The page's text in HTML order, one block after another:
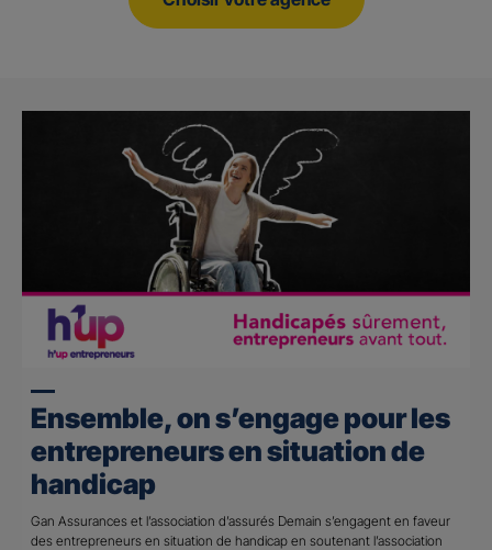
Ensemble, on s’engage pour les
entrepreneurs en situation de
handicap
Gan Assurances et l’association d’assurés Demain s’engagent en faveur
des entrepreneurs en situation de handicap en soutenant l’association